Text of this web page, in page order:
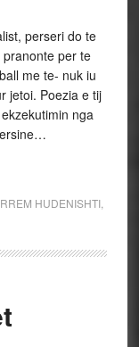
perseri do te
per te
me te- nuk iu
jetoi. Poezia e tij
nga
HUDENISHTI,